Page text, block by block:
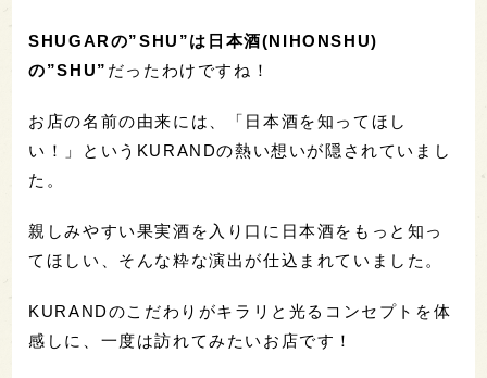
SHUGARの”SHU”は日本酒(NIHONSHU)
の”SHU” だったわけですね！
お店の名前の由来には、「日本酒を知ってほし
い！」というKURANDの熱い想いが隠されていまし
た。
親しみやすい果実酒を入り口に日本酒をもっと知っ
てほしい、そんな粋な演出が仕込まれていました。
KURANDのこだわりがキラリと光るコンセプトを体
感しに、一度は訪れてみたいお店です！